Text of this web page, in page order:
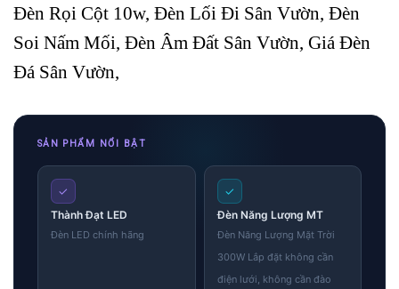
Đèn Rọi Cột 10w, Đèn Lối Đi Sân Vườn, Đèn
Soi Nấm Mối, Đèn Âm Đất Sân Vườn, Giá Đèn
Đá Sân Vườn,
SẢN PHẨM NỔI BẬT
✓
Thành Đạt LED
Đèn LED chính hãng
✓
Đèn Năng Lượng MT
Đèn Năng Lượng Mặt Trời
300W Lắp đặt không cần
điện lưới, không cần đào